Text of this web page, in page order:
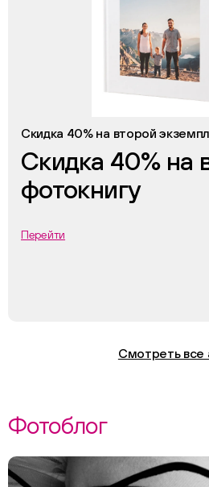
Скидка 40% на второй
Скидка 40% на
фотокнигу
Перейти
Смотреть все
Фотоблог